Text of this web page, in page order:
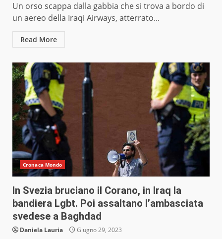
Un orso scappa dalla gabbia che si trova a bordo di
un aereo della Iraqi Airways, atterrato...
Read More
Cronaca Mondo
In Svezia bruciano il Corano, in Iraq la
bandiera Lgbt. Poi assaltano l’ambasciata
svedese a Baghdad
Daniela Lauria Giugno 29, 2023